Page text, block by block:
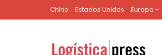
China Estados Unidos Europa